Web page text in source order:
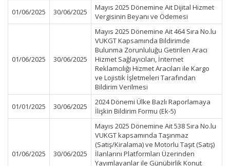
01/06/2025 30/06/2025
Mayıs 2025 Dönemine Ait Dijital Hizmet
Vergisinin Beyanı ve Ödemesi
01/06/2025 30/06/2025
Mayıs 2025 Dönemine Ait 464 Sıra No.lu
VUKGT Kapsamında Bildirimde
Bulunma Zorunluluğu Getirilen Aracı
Hizmet Sağlayıcıları, İnternet
Reklamcılığı Hizmet Aracıları ile Kargo
ve Lojistik İşletmeleri Tarafından
Bildirim Verilmesi
01/01/2025 30/06/2025
2024 Dönemi Ülke Bazlı Raporlamaya
İlişkin Bildirim Formu (Ek-5)
01/06/2025 30/06/2025
Mayıs 2025 Dönemine Ait 538 Sıra No.lu
VUKGT kapsamında Taşınmaz
(Satış/Kiralama) ve Motorlu Taşıt (Satış)
İlanlarını Platformları Üzerinden
Yayımlayanlar ile Günübirlik Konut